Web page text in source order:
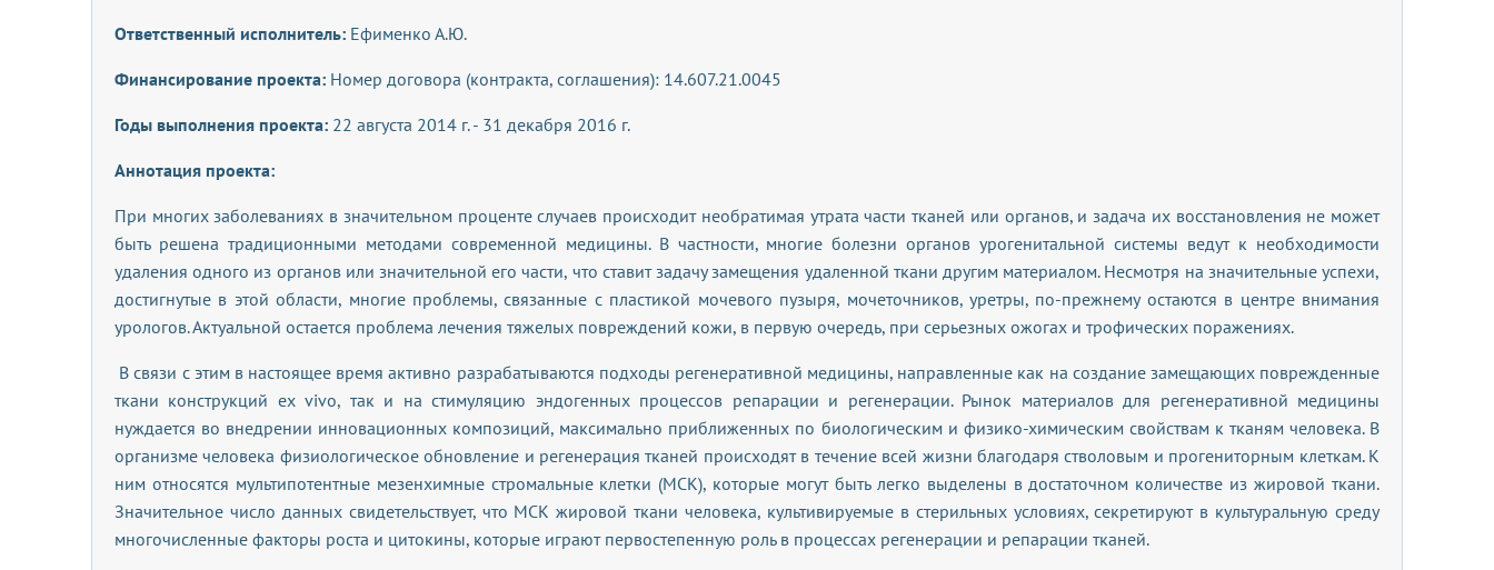
Ответственный исполнитель: Ефименко А.Ю.
Финансирование проекта: Номер договора (контракта, соглашения): 14.607.21.0045
Годы выполнения проекта: 22 августа 2014 г. - 31 декабря 2016 г.
Аннотация проекта:
При многих заболеваниях в значительном проценте случаев происходит необратимая утрата части тканей или органов, и задача их восстановления не может
быть решена традиционными методами современной медицины. В частности, многие болезни органов урогенитальной системы ведут к необходимости
удаления одного из органов или значительной его части, что ставит задачу замещения удаленной ткани другим материалом. Несмотря на значительные успехи,
достигнутые в этой области, многие проблемы, связанные с пластикой мочевого пузыря, мочеточников, уретры, по-прежнему остаются в центре внимания
урологов. Актуальной остается проблема лечения тяжелых повреждений кожи, в первую очередь, при серьезных ожогах и трофических поражениях.
В связи с этим в настоящее время активно разрабатываются подходы регенеративной медицины, направленные как на создание замещающих поврежденные
ткани конструкций ex vivo, так и на стимуляцию эндогенных процессов репарации и регенерации. Рынок материалов для регенеративной медицины
нуждается во внедрении инновационных композиций, максимально приближенных по биологическим и физико-химическим свойствам к тканям человека. В
организме человека физиологическое обновление и регенерация тканей происходят в течение всей жизни благодаря стволовым и прогениторным клеткам. К
ним относятся мультипотентные мезенхимные стромальные клетки (МСК), которые могут быть легко выделены в достаточном количестве из жировой ткани.
Значительное число данных свидетельствует, что МСК жировой ткани человека, культивируемые в стерильных условиях, секретируют в культуральную среду
многочисленные факторы роста и цитокины, которые играют первостепенную роль в процессах регенерации и репарации тканей.